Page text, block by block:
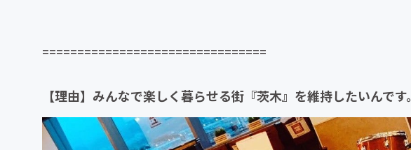
================================
【理由】みんなで楽しく暮らせる街『茨木』を維持したいんです。